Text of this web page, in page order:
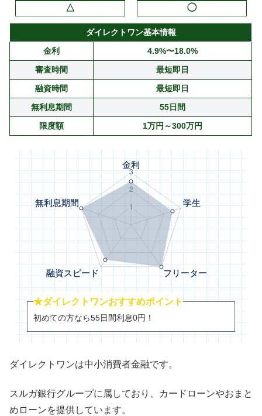
△ ◯
ダイレクトワン基本情報
金利
4.9%〜18.0%
審査時間
最短即日
融資時間
最短即日
無利息期間
55日間
限度額
1万円～300万円
★ダイレクトワンおすすめポイント
初めての方なら55日間利息0円！
ダイレクトワンは中小消費者金融です。
スルガ銀行グループに属しており、カードローンやおまと
めローンを提供しています。